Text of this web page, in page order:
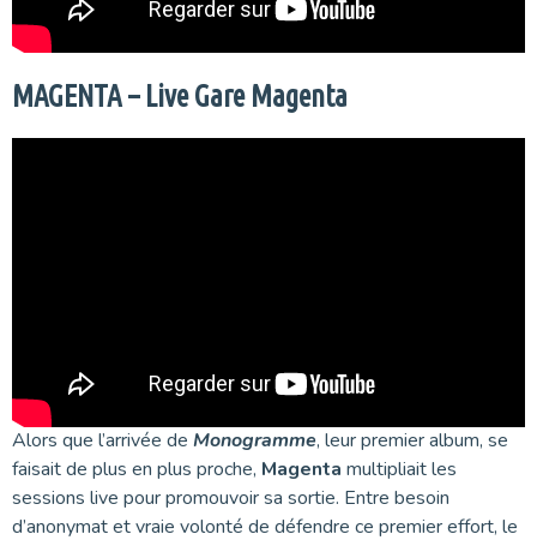
MAGENTA – Live Gare Magenta
Alors que l’arrivée de Monogramme, leur premier album, se
faisait de plus en plus proche, Magenta multipliait les
sessions live pour promouvoir sa sortie. Entre besoin
d’anonymat et vraie volonté de défendre ce premier effort, le